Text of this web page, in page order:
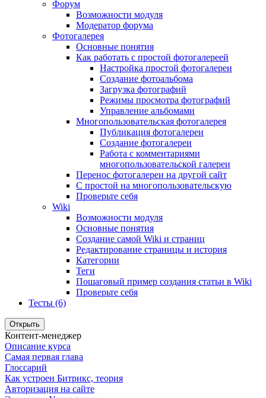
Форум
Возможности модуля
Модератор форума
Фотогалерея
Основные понятия
Как работать с простой фотогалереей
Настройка простой фотогалереи
Создание фотоальбома
Загрузка фотографий
Режимы просмотра фотографий
Управление альбомами
Многопользовательская фотогалерея
Публикация фотогалереи
Создание фотогалереи
Работа с комментариями
многопользовательской галереи
Перенос фотогалереи на другой сайт
С простой на многопользовательскую
Проверьте себя
Wiki
Возможности модуля
Основные понятия
Создание самой Wiki и страниц
Редактирование страницы и история
Категории
Теги
Пошаговый пример создания статьи в Wiki
Проверьте себя
Тесты (6)
Открыть
Контент-менеджер
Описание курса
Самая первая глава
Глоссарий
Как устроен Битрикс, теория
Авторизация на сайте